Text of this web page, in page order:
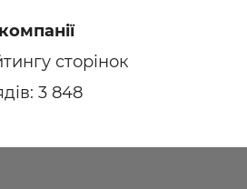
сторінок
3 848